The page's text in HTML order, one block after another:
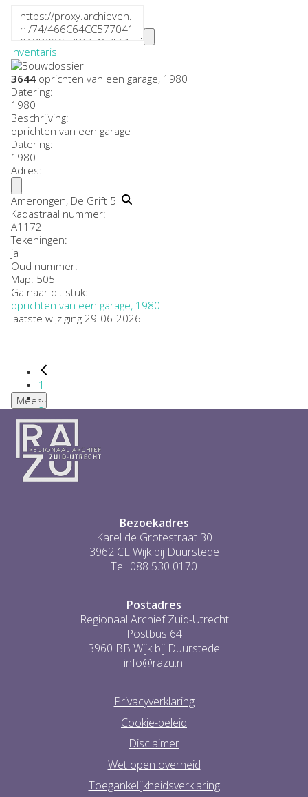
Inventaris
3644 oprichten van een garage, 1980
Datering:
1980
Beschrijving:
oprichten van een garage
Datering:
1980
Adres:
Amerongen, De Grift 5
Kadastraal nummer:
A1172
Tekeningen:
ja
Oud nummer:
Map: 505
Ga naar dit stuk:
oprichten van een garage, 1980
laatste wijziging 29-06-2026
1
...
2
3
4
5
6
...
Meer
Bezoekadres
Karel de Grotestraat 30
3962 CL Wijk bij Duurstede
Tel: 088 530 0170
Postadres
Regionaal Archief Zuid-Utrecht
Postbus 64
3960 BB Wijk bij Duurstede
info@razu.nl
Privacyverklaring
Cookie-beleid
Disclaimer
Wet open overheid
Toegankelijkheidsverklaring